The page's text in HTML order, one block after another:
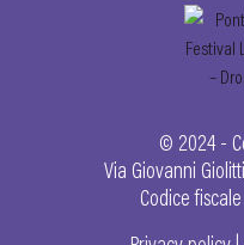
© 2024 -
Via Giovanni
Codice fiscale